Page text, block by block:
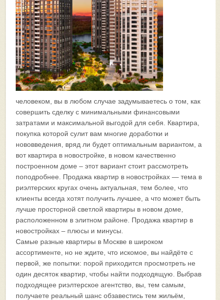
человеком, вы в любом случае задумываетесь о том, как
совершить сделку с минимальными финансовыми
затратами и максимальной выгодой для себя. Квартира,
покупка которой сулит вам многие доработки и
нововведения, вряд ли будет оптимальным вариантом, а
вот квартира в новостройке, в новом качественно
построенном доме – этот вариант стоит рассмотреть
поподробнее. Продажа квартир в новостройках — тема в
риэлтерских кругах очень актуальная, тем более, что
клиенты всегда хотят получить лучшее, а что может быть
лучше просторной светлой квартиры в новом доме,
расположенном в элитном районе. Продажа квартир в
новостройках – плюсы и минусы.
Самые разные квартиры в Москве в широком
ассортименте, но не ждите, что искомое, вы найдёте с
первой, же попытки: порой приходится просмотреть не
один десяток квартир, чтобы найти подходящую. Выбрав
подходящее риэлтерское агентство, вы, тем самым,
получаете реальный шанс обзавестись тем жильём,